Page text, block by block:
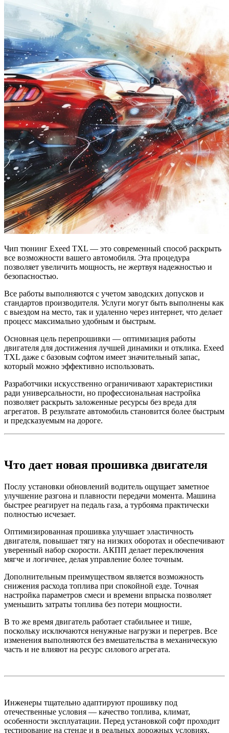
Чип тюнинг Exeed TXL — это современный способ раскрыть
все возможности вашего автомобиля. Эта процедура
позволяет увеличить мощность, не жертвуя надежностью и
безопасностью.
Все работы выполняются с учетом заводских допусков и
стандартов производителя. Услуги могут быть выполнены как
с выездом на место, так и удаленно через интернет, что делает
процесс максимально удобным и быстрым.
Основная цель перепрошивки — оптимизация работы
двигателя для достижения лучшей динамики и отклика. Exeed
TXL даже с базовым софтом имеет значительный запас,
который можно эффективно использовать.
Разработчики искусственно ограничивают характеристики
ради универсальности, но профессиональная настройка
позволяет раскрыть заложенные ресурсы без вреда для
агрегатов. В результате автомобиль становится более быстрым
и предсказуемым на дороге.
Что дает новая прошивка двигателя
Послу установки обновлений водитель ощущает заметное
улучшение разгона и плавности передачи момента. Машина
быстрее реагирует на педаль газа, а турбояма практически
полностью исчезает.
Оптимизированная прошивка улучшает эластичность
двигателя, повышает тягу на низких оборотах и обеспечивают
уверенный набор скорости. АКПП делает переключения
мягче и логичнее, делая управление более точным.
Дополнительным преимуществом является возможность
снижения расхода топлива при спокойной езде. Точная
настройка параметров смеси и времени впрыска позволяет
уменьшить затраты топлива без потери мощности.
В то же время двигатель работает стабильнее и тише,
поскольку исключаются ненужные нагрузки и перегрев. Все
изменения выполняются без вмешательства в механическую
часть и не влияют на ресурс силового агрегата.
Инженеры тщательно адаптируют прошивку под
отечественные условия — качество топлива, климат,
особенности эксплуатации. Перед установкой софт проходит
тестирование на стенде и в реальных дорожных условиях.